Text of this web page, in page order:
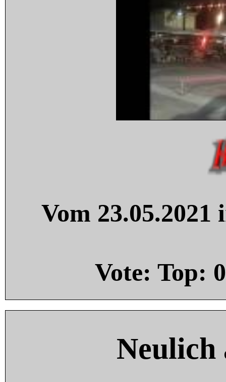
Vom
Vote: Top: 0
Neulich